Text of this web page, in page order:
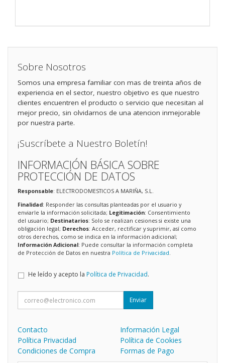
Sobre Nosotros
Somos una empresa familiar con mas de treinta años de
experiencia en el sector, nuestro objetivo es que nuestro
clientes encuentren el producto o servicio que necesitan al
mejor precio, sin olvidarnos de una atencion inmejorable
por nuestra parte.
¡Suscríbete a Nuestro Boletín!
INFORMACIÓN BÁSICA SOBRE
PROTECCIÓN DE DATOS
Responsable: ELECTRODOMESTICOS A MARIÑA, S.L.
Finalidad: Responder las consultas planteadas por el usuario y
enviarle la información solicitada; Legitimación: Consentimiento
del usuario; Destinatarios: Solo se realizan cesiones si existe una
obligación legal; Derechos: Acceder, rectificar y suprimir, así como
otros derechos, como se indica en la información adicional;
Información Adicional: Puede consultar la información completa
de Protección de Datos en nuestra Política de Privacidad
He leído y acepto la Política de Privacidad.
Enviar
Contacto
Información Legal
Política Privacidad
Política de Cookies
Condiciones de Compra
Formas de Pago